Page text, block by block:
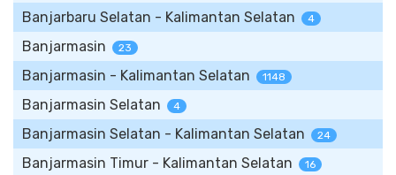
Banjarbaru Selatan - Kalimantan Selatan 4
Banjarmasin 23
Banjarmasin - Kalimantan Selatan 1148
Banjarmasin Selatan 4
Banjarmasin Selatan - Kalimantan Selatan 24
Banjarmasin Timur - Kalimantan Selatan 16